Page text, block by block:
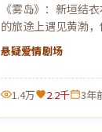
《雾岛》：新垣结
的旅途上遇见黄渤
远方。
悬疑爱情剧场
1.4万 2.2千 3年